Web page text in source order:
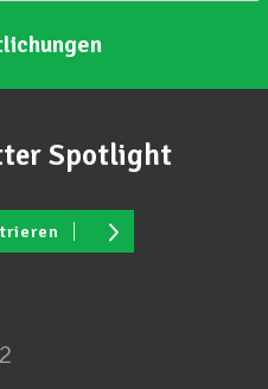
Spotlight